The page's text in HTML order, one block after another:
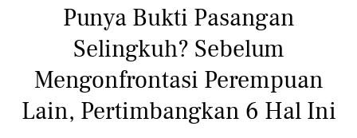
Punya Bukti Pasangan
Selingkuh? Sebelum
Mengonfrontasi Perempuan
Lain, Pertimbangkan 6 Hal Ini